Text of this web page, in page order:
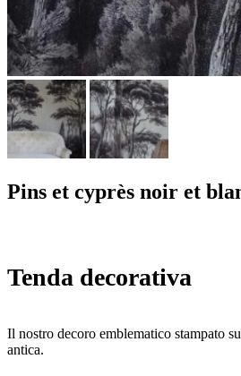
Pins et cyprès noir et
Tenda decorativa
Il nostro decoro emblematico stampato
antica.